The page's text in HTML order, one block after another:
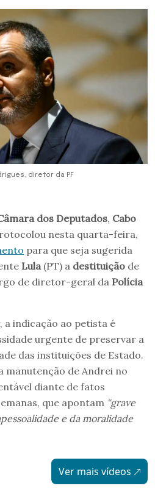
diretor da PF
dos Deputados, Cabo
nesta quarta-feira,
para que seja sugerida
Lula (PT) a destituição de
de diretor-geral da Polícia
a indicação ao petista é
urgente de preservar a
das instituições de Estado.
manutenção de Andrei no
diante de fatos
que apontam “grave
e da moralidade
Ver mais vídeos